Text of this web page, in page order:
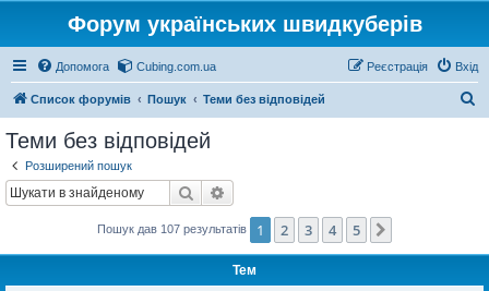
Форум українських швидкуберів
Допомога Cubing.com.ua Вхід
Реєстрація
Список форумів Пошук Теми без відповідей
Теми без відповідей
Розширений пошук
Пошук
Пошук дав 107 результатів 1 2 3 4 5
Тем